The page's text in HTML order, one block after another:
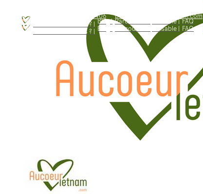
WhatsApp: +84.909.426.406 bonjour@aucoeurvietnam.com
Qui sommes - nous ? | Blog | Parcours responsable | FAQ
Qui sommes - nous ? | Blog | Parcours responsable | FAQ